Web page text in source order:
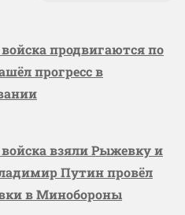
продвигаются по
прогресс в
взяли Рыжевку и
Путин провёл
в Минобороны